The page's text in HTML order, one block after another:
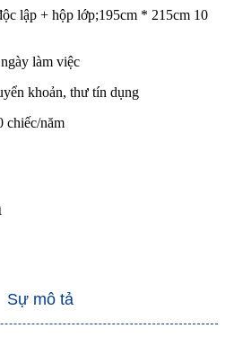
lập + hộp lớp;195cm * 215cm 10
làm việc
khoản, thư tín dụng
chiếc/năm
Sự mô tả